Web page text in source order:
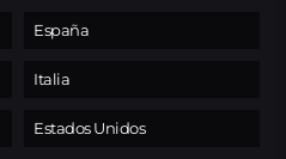
España
Italia
Estados Unidos